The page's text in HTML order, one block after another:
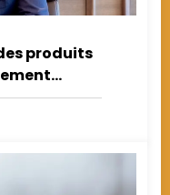
produits
face à une